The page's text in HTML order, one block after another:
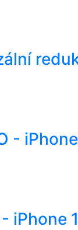
-
iPhone